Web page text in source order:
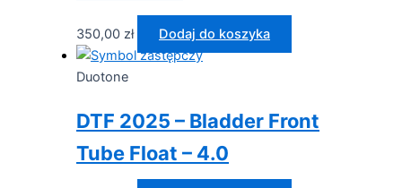
350,00zł Dodaj do koszyka
Duotone
DTF 2025 – Bladder Front
Tube Float – 4.0